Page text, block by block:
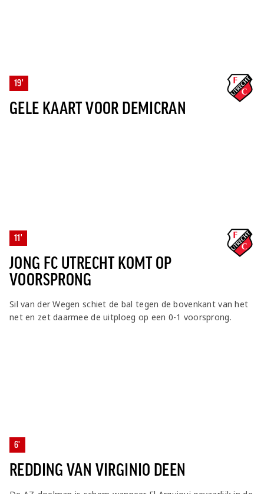
19'
GELE KAART VOOR DEMICRAN
11'
JONG FC UTRECHT KOMT OP
VOORSPRONG
Sil van der Wegen schiet de bal tegen de bovenkant van het
net en zet daarmee de uitploeg op een 0-1 voorsprong.
6'
REDDING VAN VIRGINIO DEEN